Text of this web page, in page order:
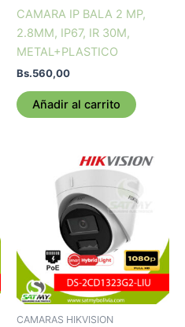
CAMARA IP BALA 2 MP,
2.8MM, IP67, IR 30M,
METAL+PLASTICO
Bs.560,00
Añadir al carrito
CAMARAS HIKVISION